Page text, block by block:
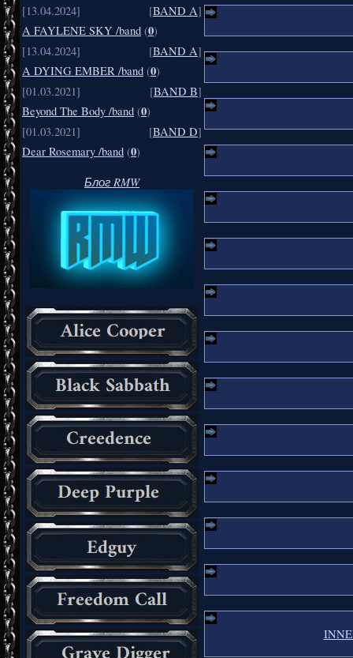
[13.04.2024]
[BAND A]
A FAYLENE SKY /band (0)
[13.04.2024]
[BAND A]
A DYING EMBER /band (0)
[01.03.2021]
[BAND B]
Beyond The Body /band (0)
[01.03.2021]
[BAND D]
Dear Rosemary /band (0)
Блог RMW